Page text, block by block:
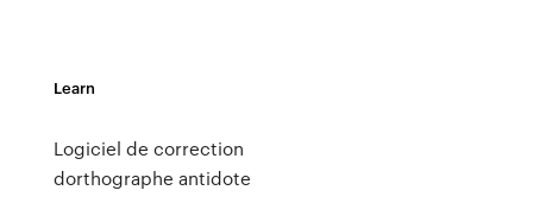
Learn
Logiciel de correction
dorthographe antidote